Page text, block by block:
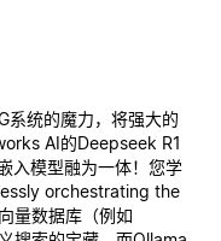
系统的魔力，将强大的
AI的Deepseek R1
入模型融为一体！您学
orchestrating the
量数据库（例如